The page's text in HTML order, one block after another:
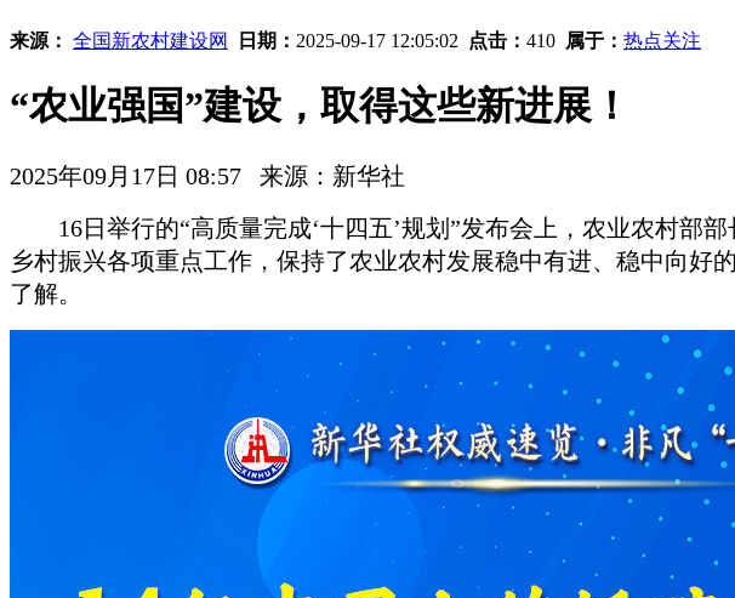
来源： 全国新农村建设网 日期： 2025-09-17 12:05:02 点击： 410 属于： 热点关注
“农业强国”建设，取得这些新进展！
2025年09月17日 08:57 来源：新华社
16日举行的“高质量完成‘十四五’规划”发布会上，农业农村部
乡村振兴各项重点工作，保持了农业农村发展稳中有进、稳中向
了解。